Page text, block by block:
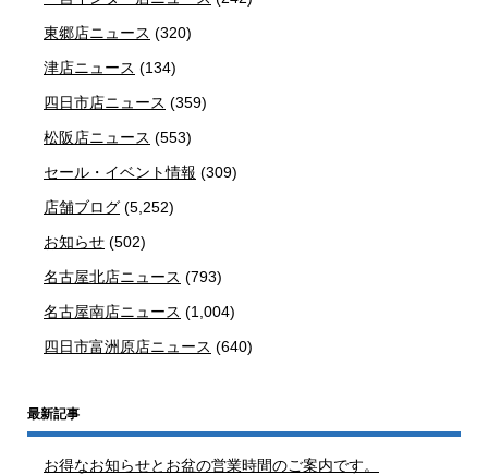
東郷店ニュース (320)
津店ニュース (134)
四日市店ニュース (359)
松阪店ニュース (553)
セール・イベント情報 (309)
店舗ブログ (5,252)
お知らせ (502)
名古屋北店ニュース (793)
名古屋南店ニュース (1,004)
四日市富洲原店ニュース (640)
最新記事
お得なお知らせとお盆の営業時間のご案内です。